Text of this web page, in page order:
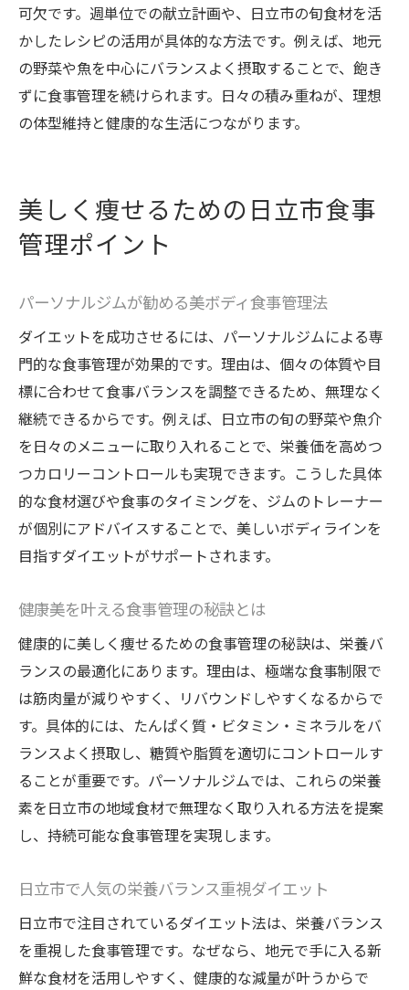
可欠です。週単位での献立計画や、日立市の旬食材を活
かしたレシピの活用が具体的な方法です。例えば、地元
の野菜や魚を中心にバランスよく摂取することで、飽き
ずに食事管理を続けられます。日々の積み重ねが、理想
の体型維持と健康的な生活につながります。
美しく痩せるための日立市食事
管理ポイント
パーソナルジムが勧める美ボディ食事管理法
ダイエットを成功させるには、パーソナルジムによる専
門的な食事管理が効果的です。理由は、個々の体質や目
標に合わせて食事バランスを調整できるため、無理なく
継続できるからです。例えば、日立市の旬の野菜や魚介
を日々のメニューに取り入れることで、栄養価を高めつ
つカロリーコントロールも実現できます。こうした具体
的な食材選びや食事のタイミングを、ジムのトレーナー
が個別にアドバイスすることで、美しいボディラインを
目指すダイエットがサポートされます。
健康美を叶える食事管理の秘訣とは
健康的に美しく痩せるための食事管理の秘訣は、栄養バ
ランスの最適化にあります。理由は、極端な食事制限で
は筋肉量が減りやすく、リバウンドしやすくなるからで
す。具体的には、たんぱく質・ビタミン・ミネラルをバ
ランスよく摂取し、糖質や脂質を適切にコントロールす
ることが重要です。パーソナルジムでは、これらの栄養
素を日立市の地域食材で無理なく取り入れる方法を提案
し、持続可能な食事管理を実現します。
日立市で人気の栄養バランス重視ダイエット
日立市で注目されているダイエット法は、栄養バランス
を重視した食事管理です。なぜなら、地元で手に入る新
鮮な食材を活用しやすく、健康的な減量が叶うからで